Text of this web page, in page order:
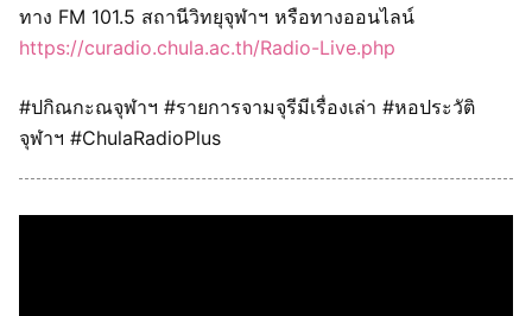
ทาง FM 101.5 สถานีวิทยุจุฬาฯ หรือทางออนไลน์
https://curadio.chula.ac.th/Radio-Live.php
#ปกิณกะณจุฬาฯ #รายการจามจุรีมีเรื่องเล่า #หอประวัติ
จุฬาฯ #ChulaRadioPlus